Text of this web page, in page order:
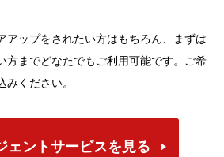
アップをされたい方はもちろん、まずは
方までどなたでもご利用可能です。ご希
ください。
ェントサービスを見る